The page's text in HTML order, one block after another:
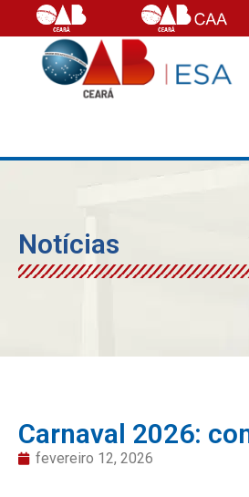
Notícias
Carnaval 2026:
fevereiro 12, 2026